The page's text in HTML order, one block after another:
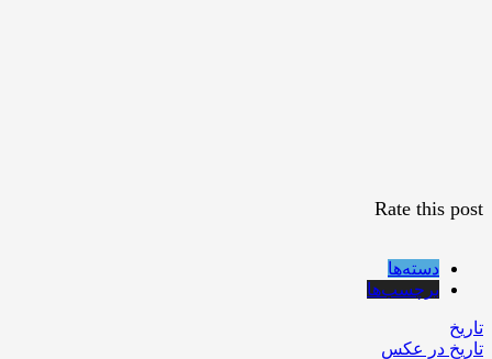
Rate this post
دسته‌ها
برچسب‌ها
تاریخ
تاریخ در عکس